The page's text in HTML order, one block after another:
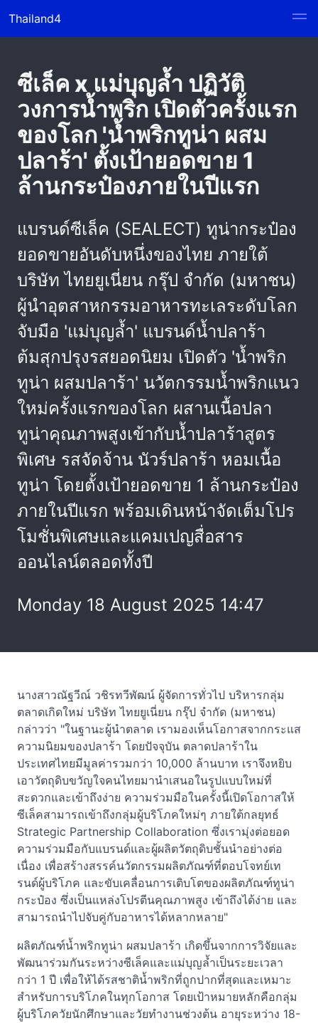
Thailand4
ซีเล็ค x แม่บุญล้ำ ปฏิวัติ
วงการน้ำพริก เปิดตัวครั้งแรก
ของโลก 'น้ำพริกทูน่า ผสม
ปลาร้า' ตั้งเป้ายอดขาย 1
ล้านกระป๋องภายในปีแรก
แบรนด์ซีเล็ค (SEALECT) ทูน่ากระป๋อง
ยอดขายอันดับหนึ่งของไทย ภายใต้
บริษัท ไทยยูเนี่ยน กรุ๊ป จำกัด (มหาชน)
ผู้นำอุตสาหกรรมอาหารทะเลระดับโลก
จับมือ 'แม่บุญล้ำ' แบรนด์น้ำปลาร้า
ต้มสุกปรุงรสยอดนิยม เปิดตัว 'น้ำพริก
ทูน่า ผสมปลาร้า' นวัตกรรมน้ำพริกแนว
ใหม่ครั้งแรกของโลก ผสานเนื้อปลา
ทูน่าคุณภาพสูงเข้ากับน้ำปลาร้าสูตร
พิเศษ รสจัดจ้าน นัวร์ปลาร้า หอมเนื้อ
ทูน่า โดยตั้งเป้ายอดขาย 1 ล้านกระป๋อง
ภายในปีแรก พร้อมเดินหน้าจัดเต็มโปร
โมชั่นพิเศษและแคมเปญสื่อสาร
ออนไลน์ตลอดทั้งปี
Monday 18 August 2025 14:47
นางสาวณัฐวีณ์ วชิรทวีพัฒน์ ผู้จัดการทั่วไป บริหารกลุ่ม
ตลาดเกิดใหม่ บริษัท ไทยยูเนี่ยน กรุ๊ป จำกัด (มหาชน)
กล่าวว่า "ในฐานะผู้นำตลาด เรามองเห็นโอกาสจากกระแส
ความนิยมของปลาร้า โดยปัจจุบัน ตลาดปลาร้าใน
ประเทศไทยมีมูลค่ารวมกว่า 10,000 ล้านบาท เราจึงหยิบ
เอาวัตถุดิบขวัญใจคนไทยมานำเสนอในรูปแบบใหม่ที่
สะดวกและเข้าถึงง่าย ความร่วมมือในครั้งนี้เปิดโอกาสให้
ซีเล็คสามารถเข้าถึงกลุ่มผู้บริโภคใหม่ๆ ภายใต้กลยุทธ์
Strategic Partnership Collaboration ซึ่งเรามุ่งต่อยอด
ความร่วมมือกับแบรนด์และผู้ผลิตวัตถุดิบชั้นนำอย่างต่อ
เนื่อง เพื่อสร้างสรรค์นวัตกรรมผลิตภัณฑ์ที่ตอบโจทย์เท
รนด์ผู้บริโภค และขับเคลื่อนการเติบโตของผลิตภัณฑ์ทูน่า
กระป๋อง ซึ่งเป็นแหล่งโปรตีนคุณภาพสูง เข้าถึงได้ง่าย และ
สามารถนำไปจับคู่กับอาหารได้หลากหลาย"
ผลิตภัณฑ์น้ำพริกทูน่า ผสมปลาร้า เกิดขึ้นจากการวิจัยและ
พัฒนาร่วมกันระหว่างซีเล็คและแม่บุญล้ำเป็นระยะเวลา
กว่า 1 ปี เพื่อให้ได้รสชาติน้ำพริกที่ถูกปากที่สุดและเหมาะ
สำหรับการบริโภคในทุกโอกาส โดยเป้าหมายหลักคือกลุ่ม
ผู้บริโภควัยนักศึกษาและวัยทำงานช่วงต้น อายุระหว่าง 18-